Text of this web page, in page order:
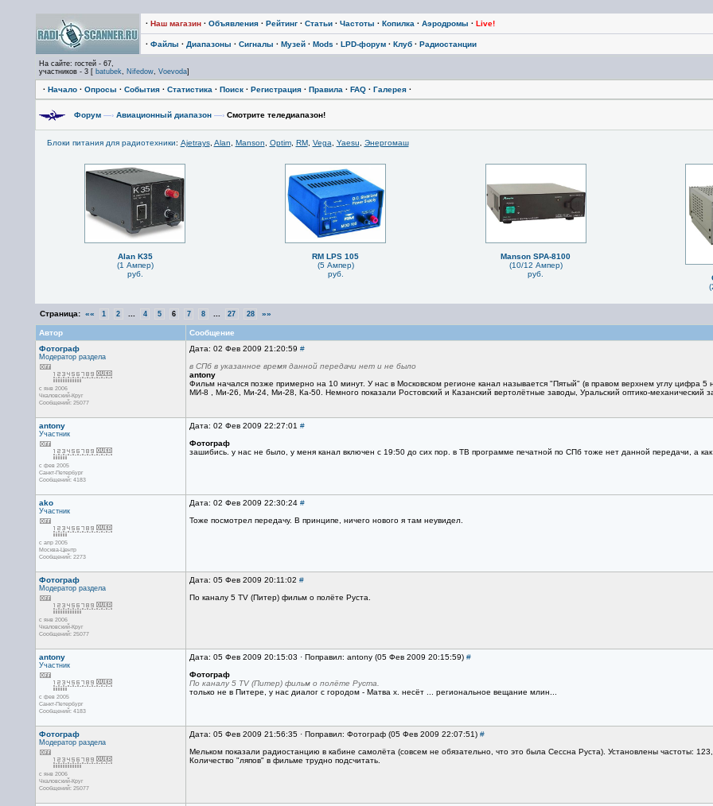
· Наш магазин· Объявления· Рейтинг· Статьи· Частоты · Копилка · Аэродромы · Live!
· Файлы · Диапазоны · Сигналы · Музей· Mods · LPD-форум· Клуб· Радиостанции
На сайте: гостей - 67,
участников - 3 [ batubek, Nifedow, Voevoda]
· Начало· Опросы · События· Статистика · Поиск· Регистрация· Правила · FAQ· Галерея·
Форум —› Авиационный диапазон —›Смотрите теледиапазон!
Блоки питания для радиотехники: Ajetrays, Alan Manson Optim, RM, Vega Yaesu Энергомаш
Alan K35
(1 Ампер)
руб.
RM LPS 105
(5 Ампер)
руб.
Manson SPA-8100
(10/12 Ампер)
руб.
Страница: «« 1 2 4 5 6 7 8 27 28 »»
Автор
Сообщение
Фотограф
Модератор раздела
с янв 2006
Чкаловский-Круг
Сообщений: 25077
Дата: 02 Фев 2009 21:20:59 #
в СПб в указанное время данной передачи нет и не было
antony
Фильм начался позже примерно на 10 минут. У нас в Московском регионе канал называется "Пятый" (в правом верхнем углу цифра
МИ-8 , Ми-26, Ми-24, Ми-28, Ка-50. Немного показали Ростовский и Казанский вертолётные заводы, Уральский оптико-механический
antony
Участник
с фев 2005
Санкт-Петербург
Сообщений: 4183
Дата: 02 Фев 2009 22:27:01 #
Фотограф
зашибись. у нас не было, у меня канал включен с 19:50 до сих пор. в ТВ программе печатной по СПб тоже нет данной передачи, а
ako
Участник
с апр 2005
Москва-Центр
Сообщений: 2273
Дата: 02 Фев 2009 22:30:24 #
Тоже посмотрел передачу. В принципе, ничего нового я там неувидел.
Фотограф
Модератор раздела
с янв 2006
Чкаловский-Круг
Сообщений: 25077
Дата: 05 Фев 2009 20:11:02 #
По каналу 5 TV (Питер) фильм о полёте Руста.
antony
Участник
с фев 2005
Санкт-Петербург
Сообщений: 4183
Дата: 05 Фев 2009 20:15:03 · Поправил: antony (05 Фев 2009 20:15:59) #
Фотограф
По каналу 5 TV (Питер) фильм о полёте Руста.
только не в Питере, у нас диалог с городом - Матва х. несёт ... региональное вещание млин...
Фотограф
Модератор раздела
с янв 2006
Чкаловский-Круг
Сообщений: 25077
Дата: 05 Фев 2009 21:56:35 · Поправил: Фотограф (05 Фев 2009 22:07:51) #
Мельком показали радиостанцию в кабине самолёта (совсем не обязательно, что это была Сессна Руста). Установлены частоты:
Количество "ляпов" в фильме трудно подсчитать.